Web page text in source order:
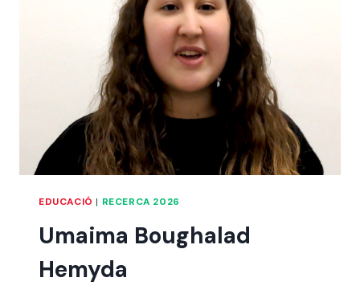
EDUCACIÓ | RECERCA 2026
Umaima Boughalad
Hemyda